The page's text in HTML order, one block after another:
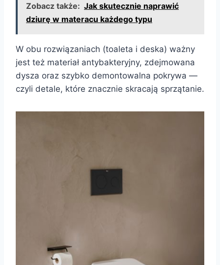
Zobacz także: Jak skutecznie naprawić
dziurę w materacu każdego typu
W obu rozwiązaniach (toaleta i deska) ważny
jest też materiał antybakteryjny, zdejmowana
dysza oraz szybko demontowalna pokrywa —
czyli detale, które znacznie skracają sprzątanie.